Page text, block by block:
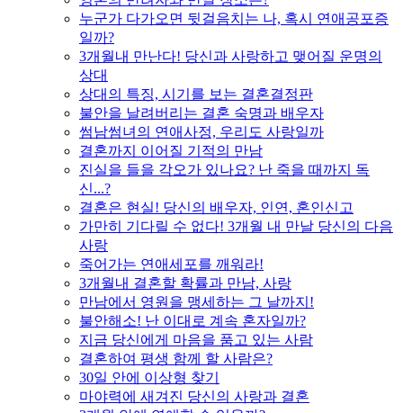
누군가 다가오면 뒷걸음치는 나, 혹시 연애공포증
일까?
3개월내 만난다! 당신과 사랑하고 맺어질 운명의
상대
상대의 특징, 시기를 보는 결혼결정판
불안을 날려버리는 결혼 숙명과 배우자
썸남썸녀의 연애사정, 우리도 사랑일까
결혼까지 이어질 기적의 만남
진실을 들을 각오가 있나요? 난 죽을 때까지 독
신...?
결혼은 현실! 당신의 배우자, 인연, 혼인신고
가만히 기다릴 수 없다! 3개월 내 만날 당신의 다음
사랑
죽어가는 연애세포를 깨워라!
3개월내 결혼할 확률과 만남, 사랑
만남에서 영원을 맹세하는 그 날까지!
불안해소! 난 이대로 계속 혼자일까?
지금 당신에게 마음을 품고 있는 사람
결혼하여 평생 함께 할 사람은?
30일 안에 이상형 찾기
마야력에 새겨진 당신의 사랑과 결혼